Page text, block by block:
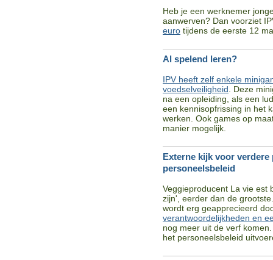
Heb je een werknemer
aanwerven? Dan voorziet
euro tijdens de eerste 12
Al spelend leren?
IPV heeft zelf enkele
voedselveiligheid . Deze
na een opleiding, als een
een kennisopfrissing in het
werken. Ook games op
manier mogelijk.
Externe kijk voor
personeelsbeleid
Veggieproducent La vie est
zijn', eerder dan de
wordt erg geapprecieerd
verantwoordelijkheden en
nog meer uit de verf
het personeelsbeleid